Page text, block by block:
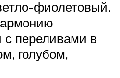
фиолетовый.
с переливами в
голубом,